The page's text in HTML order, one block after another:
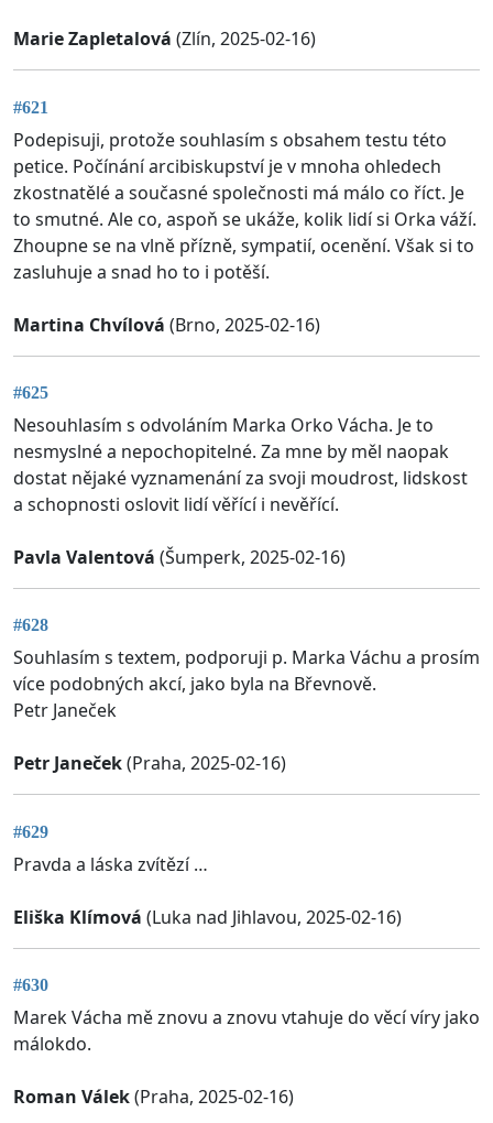
Marie Zapletalová (Zlín, 2025-02-16)
#621
Podepisuji, protože souhlasím s obsahem testu této
petice. Počínání arcibiskupství je v mnoha ohledech
zkostnatělé a současné společnosti má málo co říct. Je
to smutné. Ale co, aspoň se ukáže, kolik lidí si Orka váží.
Zhoupne se na vlně přízně, sympatií, ocenění. Však si to
zasluhuje a snad ho to i potěší.
Martina Chvílová (Brno, 2025-02-16)
#625
Nesouhlasím s odvoláním Marka Orko Vácha. Je to
nesmyslné a nepochopitelné. Za mne by měl naopak
dostat nějaké vyznamenání za svoji moudrost, lidskost
a schopnosti oslovit lidí věřící i nevěřící.
Pavla Valentová (Šumperk, 2025-02-16)
#628
Souhlasím s textem, podporuji p. Marka Váchu a prosím
více podobných akcí, jako byla na Břevnově.
Petr Janeček
Petr Janeček(Praha, 2025-02-16)
#629
Pravda a láska zvítězí …
Eliška Klímová (Luka nad Jihlavou, 2025-02-16)
#630
Marek Vácha mě znovu a znovu vtahuje do věcí víry jako
málokdo.
Roman Válek(Praha, 2025-02-16)